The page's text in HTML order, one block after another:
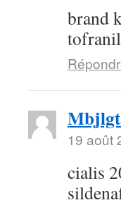
brand
Mbjlgt
19 août
cialis